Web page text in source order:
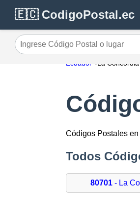
🇪🇨 CodigoPostal.ec
Ingrese Código Postal o lugar
Ecuador La Concordia
Códigos Postales
Todos
80701 - La